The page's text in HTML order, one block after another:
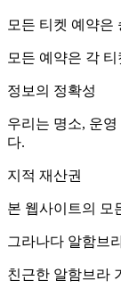
모든 티켓 예약은
모든 예약은 각
정보의 정확성
우리는 명소, 운
다.
지적 재산권
본 웹사이트의 모
그라나다 알함브
친근한 알함브라